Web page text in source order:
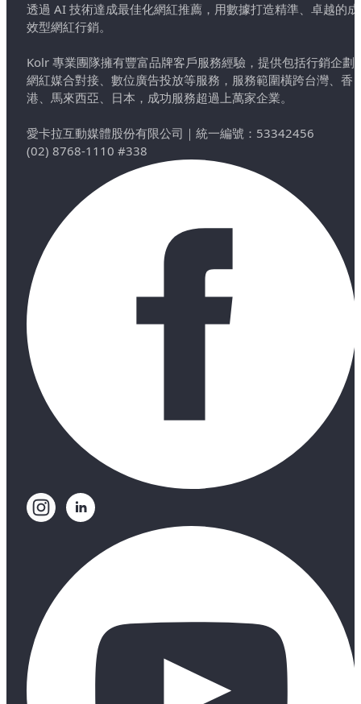
透過 AI 技術達成最佳化網紅推薦，用數據打造精準、卓越的成
效型網紅行銷。
Kolr 專業團隊擁有豐富品牌客戶服務經驗，提供包括行銷企劃
網紅媒合對接、數位廣告投放等服務，服務範圍橫跨台灣、香
港、馬來西亞、日本，成功服務超過上萬家企業。
愛卡拉互動媒體股份有限公司 ｜ 統一編號：53342456
(02) 8768-1110 #338